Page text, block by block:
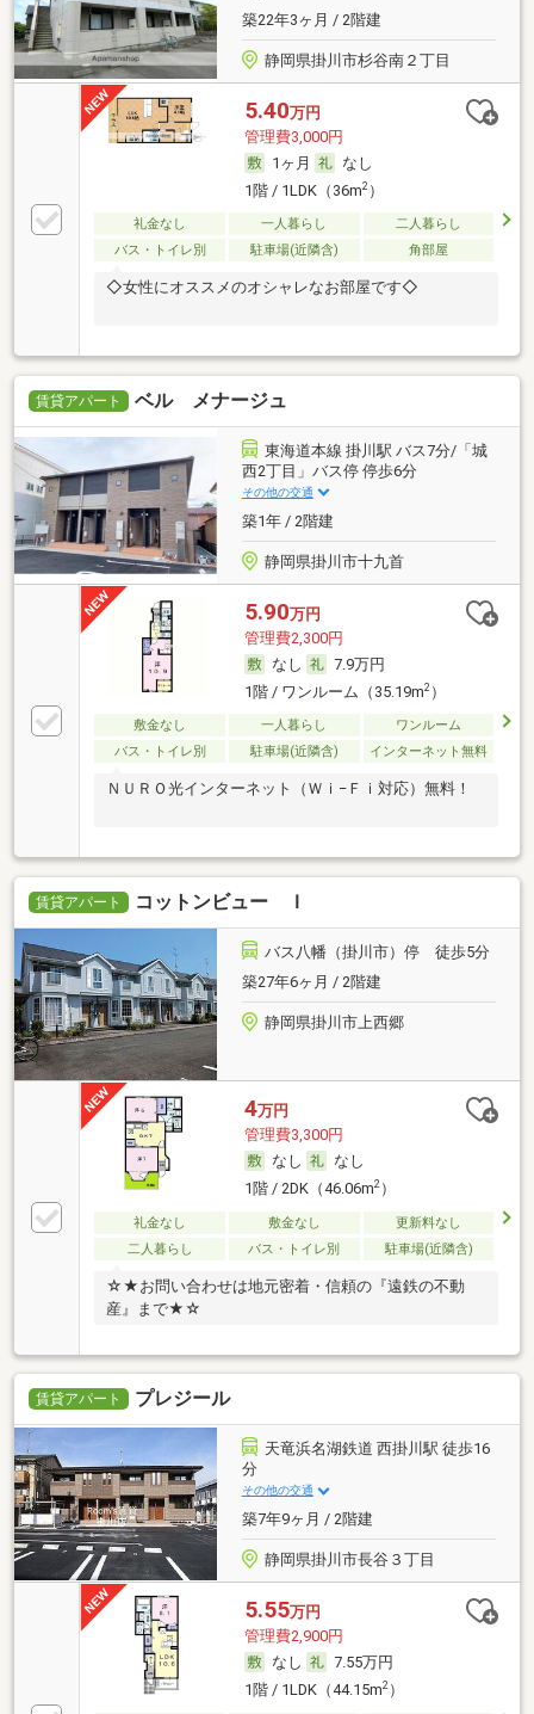
築22年3ヶ月 / 2階建
静岡県掛川市杉谷南２丁目
5.40万円
管理費3,000円
1ヶ月
なし
1階 / 1LDK（36m2）
礼金なし 一人暮らし
二人暮らし
バス・トイレ別
駐車場(近隣含) 角部屋
◇女性にオススメのオシャレなお部屋です◇
賃貸アパート ベル メナージュ
東海道本線 掛川駅 バス7分/「城
西2丁目」バス停 停歩6分
その他の交通
築1年 / 2階建
静岡県掛川市十九首
5.90万円
管理費2,300円
なし
7.9万円
1階 / ワンルーム（35.19m2）
敷金なし 一人暮らし
ワンルーム
バス・トイレ別
駐車場(近隣含) インターネット無料
ＮＵＲＯ光インターネット（Ｗｉ−Ｆｉ対応）無料！
賃貸アパート コットンビュー Ｉ
バス八幡（掛川市）停 徒歩5分
築27年6ヶ月 / 2階建
静岡県掛川市上西郷
4万円
管理費3,300円
なし
なし
1階 / 2DK（46.06m2）
礼金なし 敷金なし
更新料なし
二人暮らし
バス・トイレ別 駐車場(近隣含)
☆★お問い合わせは地元密着・信頼の『遠鉄の不動
産』まで★☆
賃貸アパート プレジール
天竜浜名湖鉄道 西掛川駅 徒歩16
分
その他の交通
築7年9ヶ月 / 2階建
静岡県掛川市長谷３丁目
5.55万円
管理費2,900円
なし
7.55万円
1階 / 1LDK（44.15m2）